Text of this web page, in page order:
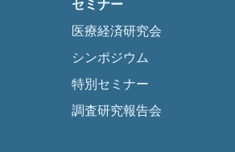
セミナー
医療経済研究会
シンポジウム
特別セミナー
調査研究報告会